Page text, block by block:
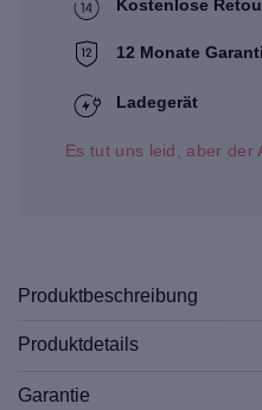
Kostenlose
12 Monate
Ladegerät
Es tut uns leid, aber der
Produktbeschreibung
Produktdetails
Garantie